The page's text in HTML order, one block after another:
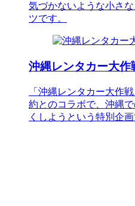
気づかないような小さ
ツです。
沖縄レンタカー大作
「沖縄レンタカー大作
約とのコラボで、沖縄
くしようという特別企画